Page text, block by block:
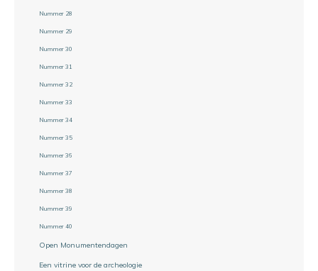
Nummer 28
Nummer 29
Nummer 30
Nummer 31
Nummer 32
Nummer 33
Nummer 34
Nummer 35
Nummer 36
Nummer 37
Nummer 38
Nummer 39
Nummer 40
Open Monumentendagen
Een vitrine voor de archeologie